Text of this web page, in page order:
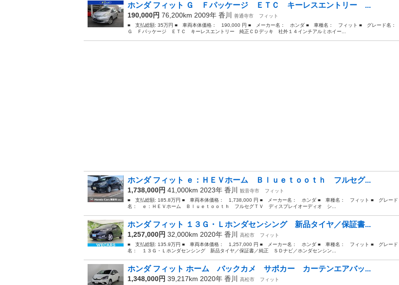
ホンダ フィット Ｇ Ｆパッケージ ＥＴＣ キーレスエントリー ...
190,000円 76,200km 2009年 香川 善通寺市
フィット
■ 支払総額: 35万円 ■ 車両本体価格： 190,000 円 ■ メーカー名： ホンダ ■ 車種名： フィット ■ グレード名：
Ｇ Ｆパッケージ ＥＴＣ キーレスエントリー 純正ＣＤデッキ 社外１４インチアルミホイー...
ホンダ フィット ｅ：ＨＥＶホーム Ｂｌｕｅｔｏｏｔｈ フルセグ...
1,738,000円 41,000km 2023年 香川 観音寺市
フィット
■ 支払総額: 185.8万円 ■ 車両本体価格： 1,738,000 円 ■ メーカー名： ホンダ ■ 車種名： フィット ■ グレード
名： ｅ：ＨＥＶホーム Ｂｌｕｅｔｏｏｔｈ フルセグＴＶ ディスプレイオーディオ シ...
ホンダ フィット １３Ｇ・Ｌホンダセンシング 新品タイヤ／保証書...
1,257,000円 32,000km 2020年 香川 高松市
フィット
■ 支払総額: 135.9万円 ■ 車両本体価格： 1,257,000 円 ■ メーカー名： ホンダ ■ 車種名： フィット ■ グレード
名： １３Ｇ・Ｌホンダセンシング 新品タイヤ／保証書／純正 ＳＤナビ／ホンダセンシン...
ホンダ フィット ホーム バックカメ サポカー カーテンエアバッ...
1,348,000円 39,217km 2020年 香川 高松市
フィット